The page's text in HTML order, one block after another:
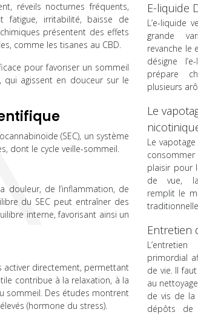
réveils nocturnes fréquents,
fatigue, irritabilité, baisse de
présentent des effets
comme les tisanes au CBD.
pour favoriser un sommeil
qui agissent en douceur sur le
(SEC), un système
dont le cycle veille-sommeil.
douleur, de l’inflammation, de
du SEC peut entraîner des
interne, favorisant ainsi un
activer directement, permettant
contribue à la relaxation, à la
sommeil. Des études montrent
(hormone du stress).
E-liquide
L’e-liquide
grande
revanche le
désigne
prépare
plusieurs
Le
Le
plaisir pour
de vue, la
remplit le
Entretien
primordial
de vie. Il
au
de vis de
dépôts de